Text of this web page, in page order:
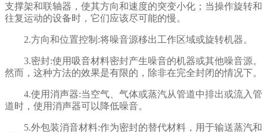
支撑架和联轴器，使其方向和速度的突变小化；当操作旋转和
往复运动的设备时，它们应该尽可能的慢。
2.方向和位置控制:将噪音源移出工作区域或旋转机器。
3.密封:使用吸音材料密封产生噪音的机器或其他噪音源。
然而，这种方法的效果是有限的，除非在完全封闭的情况下。
4.使用消声器:当空气、气体或蒸汽从管道中排出或流入管
道时，使用消声器可以降低噪音。
5.外包装消音材料:作为密封的替代材料，用于输送蒸汽和